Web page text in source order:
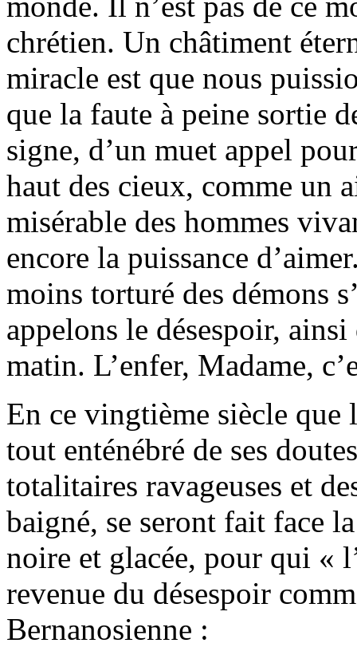
chrétien. Un châtiment
miracle est que nous
que la faute à peine sortie
signe, d’un muet appel
haut des cieux, comme un
misérable des hommes
encore la puissance
moins torturé des démons
appelons le désespoir,
matin. L’enfer, Madame,
En ce vingtième siècle que
tout enténébré de ses
totalitaires ravageuses et
baigné, se seront fait face
noire et glacée, pour qui «
revenue du désespoir
Bernanosienne :